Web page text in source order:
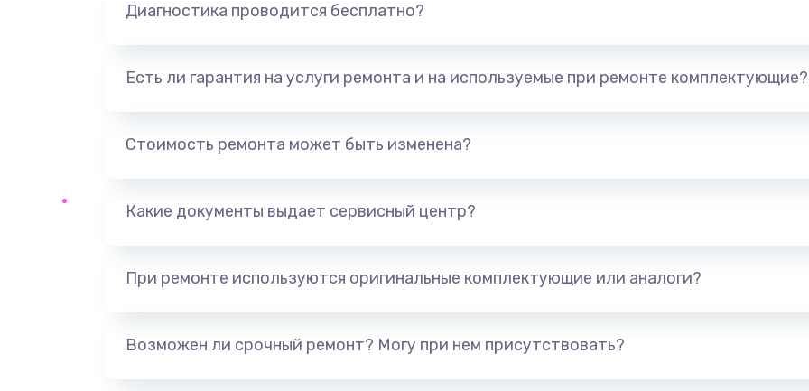
Диагностика проводится бесплатно?
Есть ли гарантия на услуги ремонта и на используемые при ремонте комплектующие?
Стоимость ремонта может быть изменена?
Какие документы выдает сервисный центр?
При ремонте используются оригинальные комплектующие или аналоги?
Возможен ли срочный ремонт? Могу при нем присутствовать?